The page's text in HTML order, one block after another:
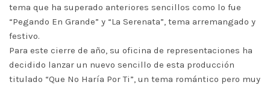
tema que ha superado anteriores sencillos como lo fue
“Pegando En Grande” y “La Serenata”, tema arremangado y
festivo.
Para este cierre de año, su oficina de representaciones ha
decidido lanzar un nuevo sencillo de esta producción
titulado “Que No Haría Por Ti”, un tema romántico pero muy